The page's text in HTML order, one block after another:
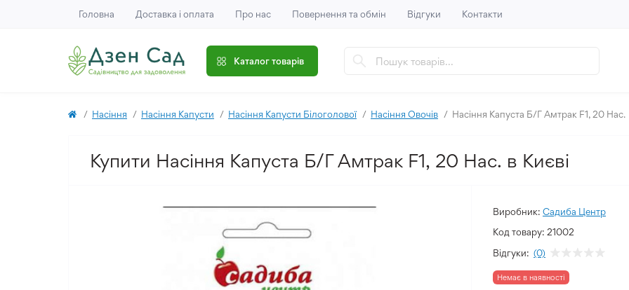
Головна Доставка і оплата Про нас Повернення та обмін Відгуки Контакти
Каталог товарів
Насіння Насіння Капусти Насіння Капусти Білоголової Насіння Овочів Насіння Капуста Б/Г Амтрак F1, 20 Нас.
Купити Насіння Капуста Б/Г Амтрак F1, 20 Нас. в Києві
Виробник: Садиба Центр
Код товару: 21002
Відгуки: (0)
Немає в наявності